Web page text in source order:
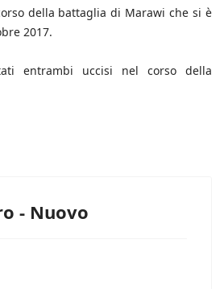
della battaglia di Marawi che si è
2017.
entrambi uccisi nel corso della
- Nuovo